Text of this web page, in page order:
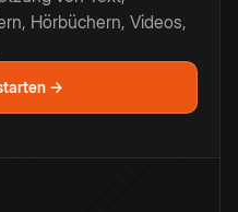
Hörbüchern, Videos,
→